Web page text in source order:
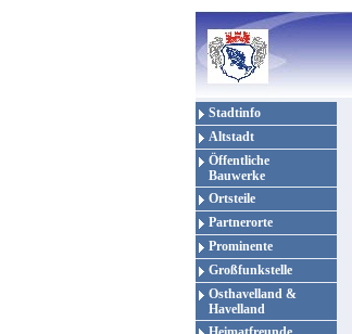
Stadtinfo
Altstadt
Öffentliche
Bauwerke
Ortsteile
Partnerorte
Prominente
Großfunkstelle
Osthavelland &
Havelland